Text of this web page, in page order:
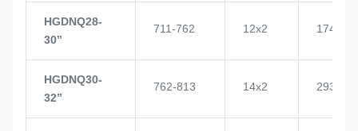
HGDNQ28-
30’’
711-762 12x2 1748
HGDNQ30-
32’’
762-813 14x2 2937